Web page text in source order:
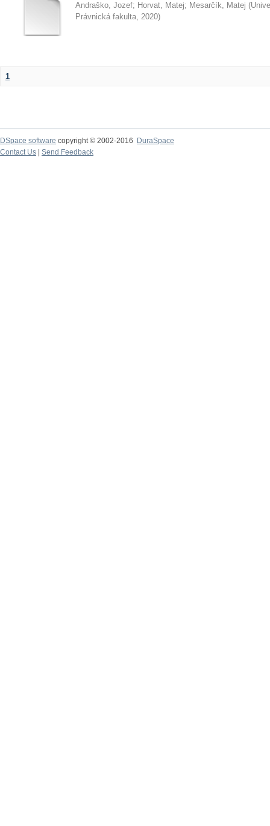
Andraško, Jozef; Horvat, Matej; Mesarčík, Matej (
Právnická fakulta, 2020)
1
DSpace software copyright © 2002-2016
DuraSpace
Contact Us
Send Feedback